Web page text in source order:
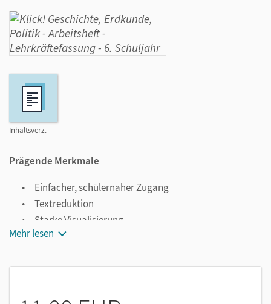
Inhaltsverz.
Prägende Merkmale
Einfacher, schülernaher Zugang
Textreduktion
Starke Visualisierung
MitKlick! Deutsch
Die Themenseiten
Mehr lesen